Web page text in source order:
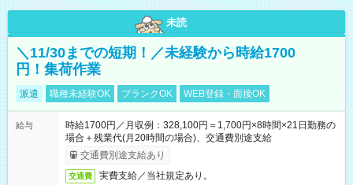
未読
＼11/30までの短期！／未経験から時給1700
円！集荷作業
派遣 職種未経験OK ブランクOK WEB登録・面接OK
給与
時給1700円／月収例：328,100円＝1,700円×8時間×21日勤務の
場合＋残業代(月20時間の場合)、交通費別途支給
交通費別途支給あり
交通費 実費支給／当社規定あり。